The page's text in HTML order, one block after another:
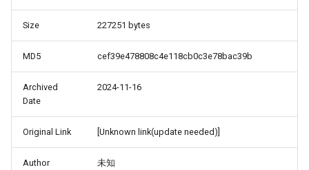
Size 227251 bytes
MD5 cef39e478808c4e118cb0c3e78bac39b
Archived
Date
2024-11-16
Original Link [Unknown link(update needed)]
Author 未知